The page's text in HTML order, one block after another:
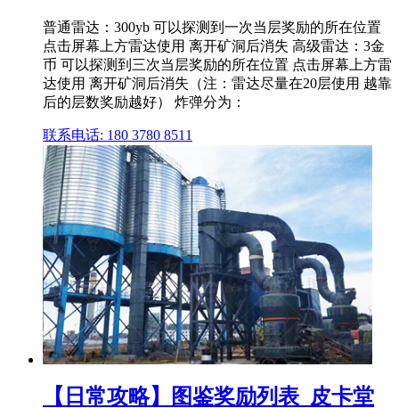
普通雷达：300yb 可以探测到一次当层奖励的所在位置
点击屏幕上方雷达使用 离开矿洞后消失 高级雷达：3金
币 可以探测到三次当层奖励的所在位置 点击屏幕上方雷
达使用 离开矿洞后消失（注：雷达尽量在20层使用 越靠
后的层数奖励越好） 炸弹分为：
联系电话: 180 3780 8511
【日常攻略】图鉴奖励列表_皮卡堂